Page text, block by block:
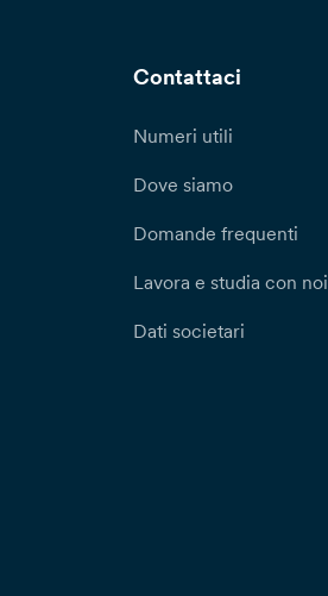
Contattaci
Numeri utili
Dove siamo
Domande frequenti
Lavora e studia con noi
Dati societari